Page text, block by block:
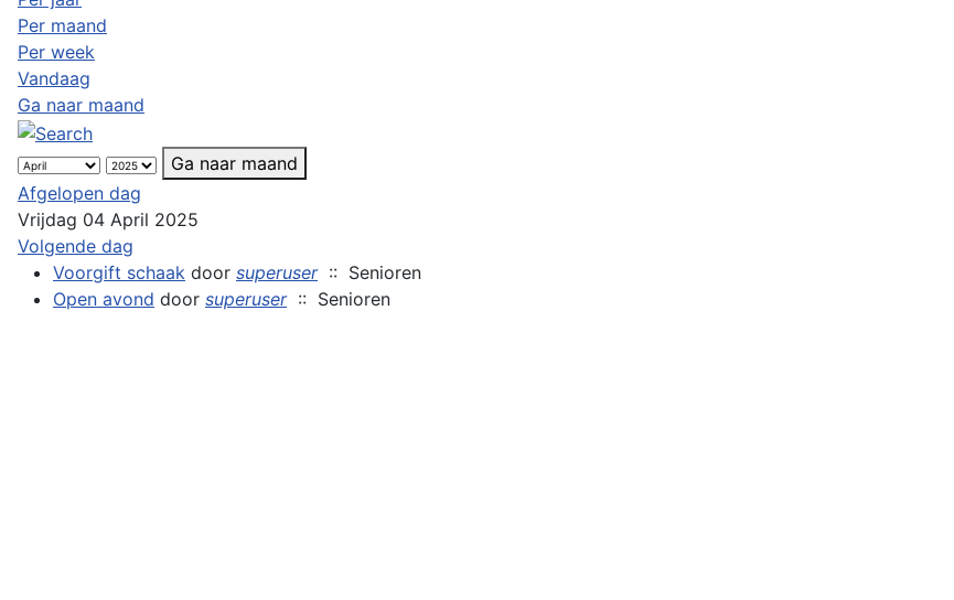
Per maand
Per week
Vandaag
Ga naar maand
Ga naar maand
Afgelopen dag
Vrijdag 04 April 2025
Volgende dag
Voorgift schaak door superuser:: Senioren
Open avond door superuser:: Senioren